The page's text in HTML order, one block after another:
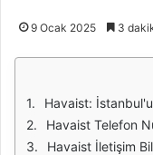
9 Ocak 2025 3
Havaist:
Havaist Telefon
Havaist İletişim